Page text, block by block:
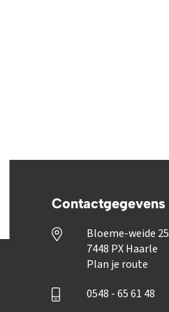
Contactgegevens
Bloeme-weide 25
7448 PX Haarle
Plan je route
0548 - 65 61 48